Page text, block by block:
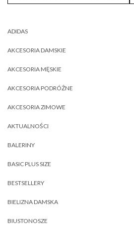
ADIDAS
AKCESORIA DAMSKIE
AKCESORIA MĘSKIE
AKCESORIA PODRÓŻNE
AKCESORIA ZIMOWE
AKTUALNOŚCI
BALERINY
BASIC PLUS SIZE
BESTSELLERY
BIELIZNA DAMSKA
BIUSTONOSZE